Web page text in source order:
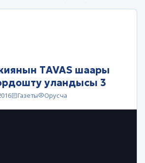
ТAVAS шаары
уландысы 3
Газеты Орусча